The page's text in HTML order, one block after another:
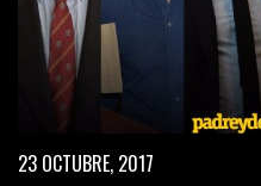
23 OCTUBRE, 2017